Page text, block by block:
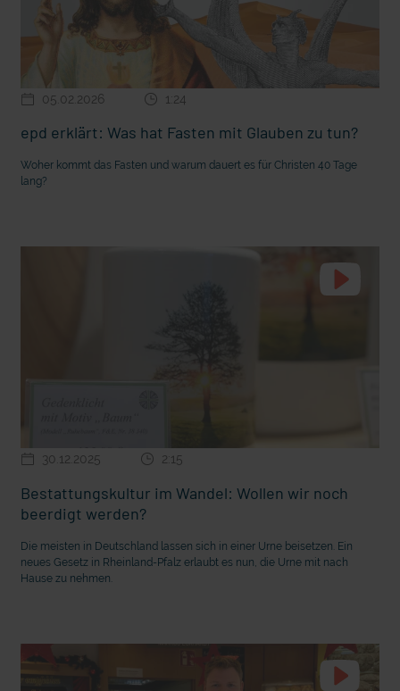
05.02.2026 1:24
epd erklärt: Was hat Fasten mit Glauben zu tun?
Woher kommt das Fasten und warum dauert es für Christen 40 Tage
lang?
30.12.2025 2:15
Bestattungskultur im Wandel: Wollen wir noch
beerdigt werden?
Die meisten in Deutschland lassen sich in einer Urne beisetzen. Ein
neues Gesetz in Rheinland-Pfalz erlaubt es nun, die Urne mit nach
Hause zu nehmen.